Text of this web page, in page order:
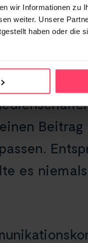
wir Informationen zu
weiter. Unsere
haben oder die
über die
auch
es